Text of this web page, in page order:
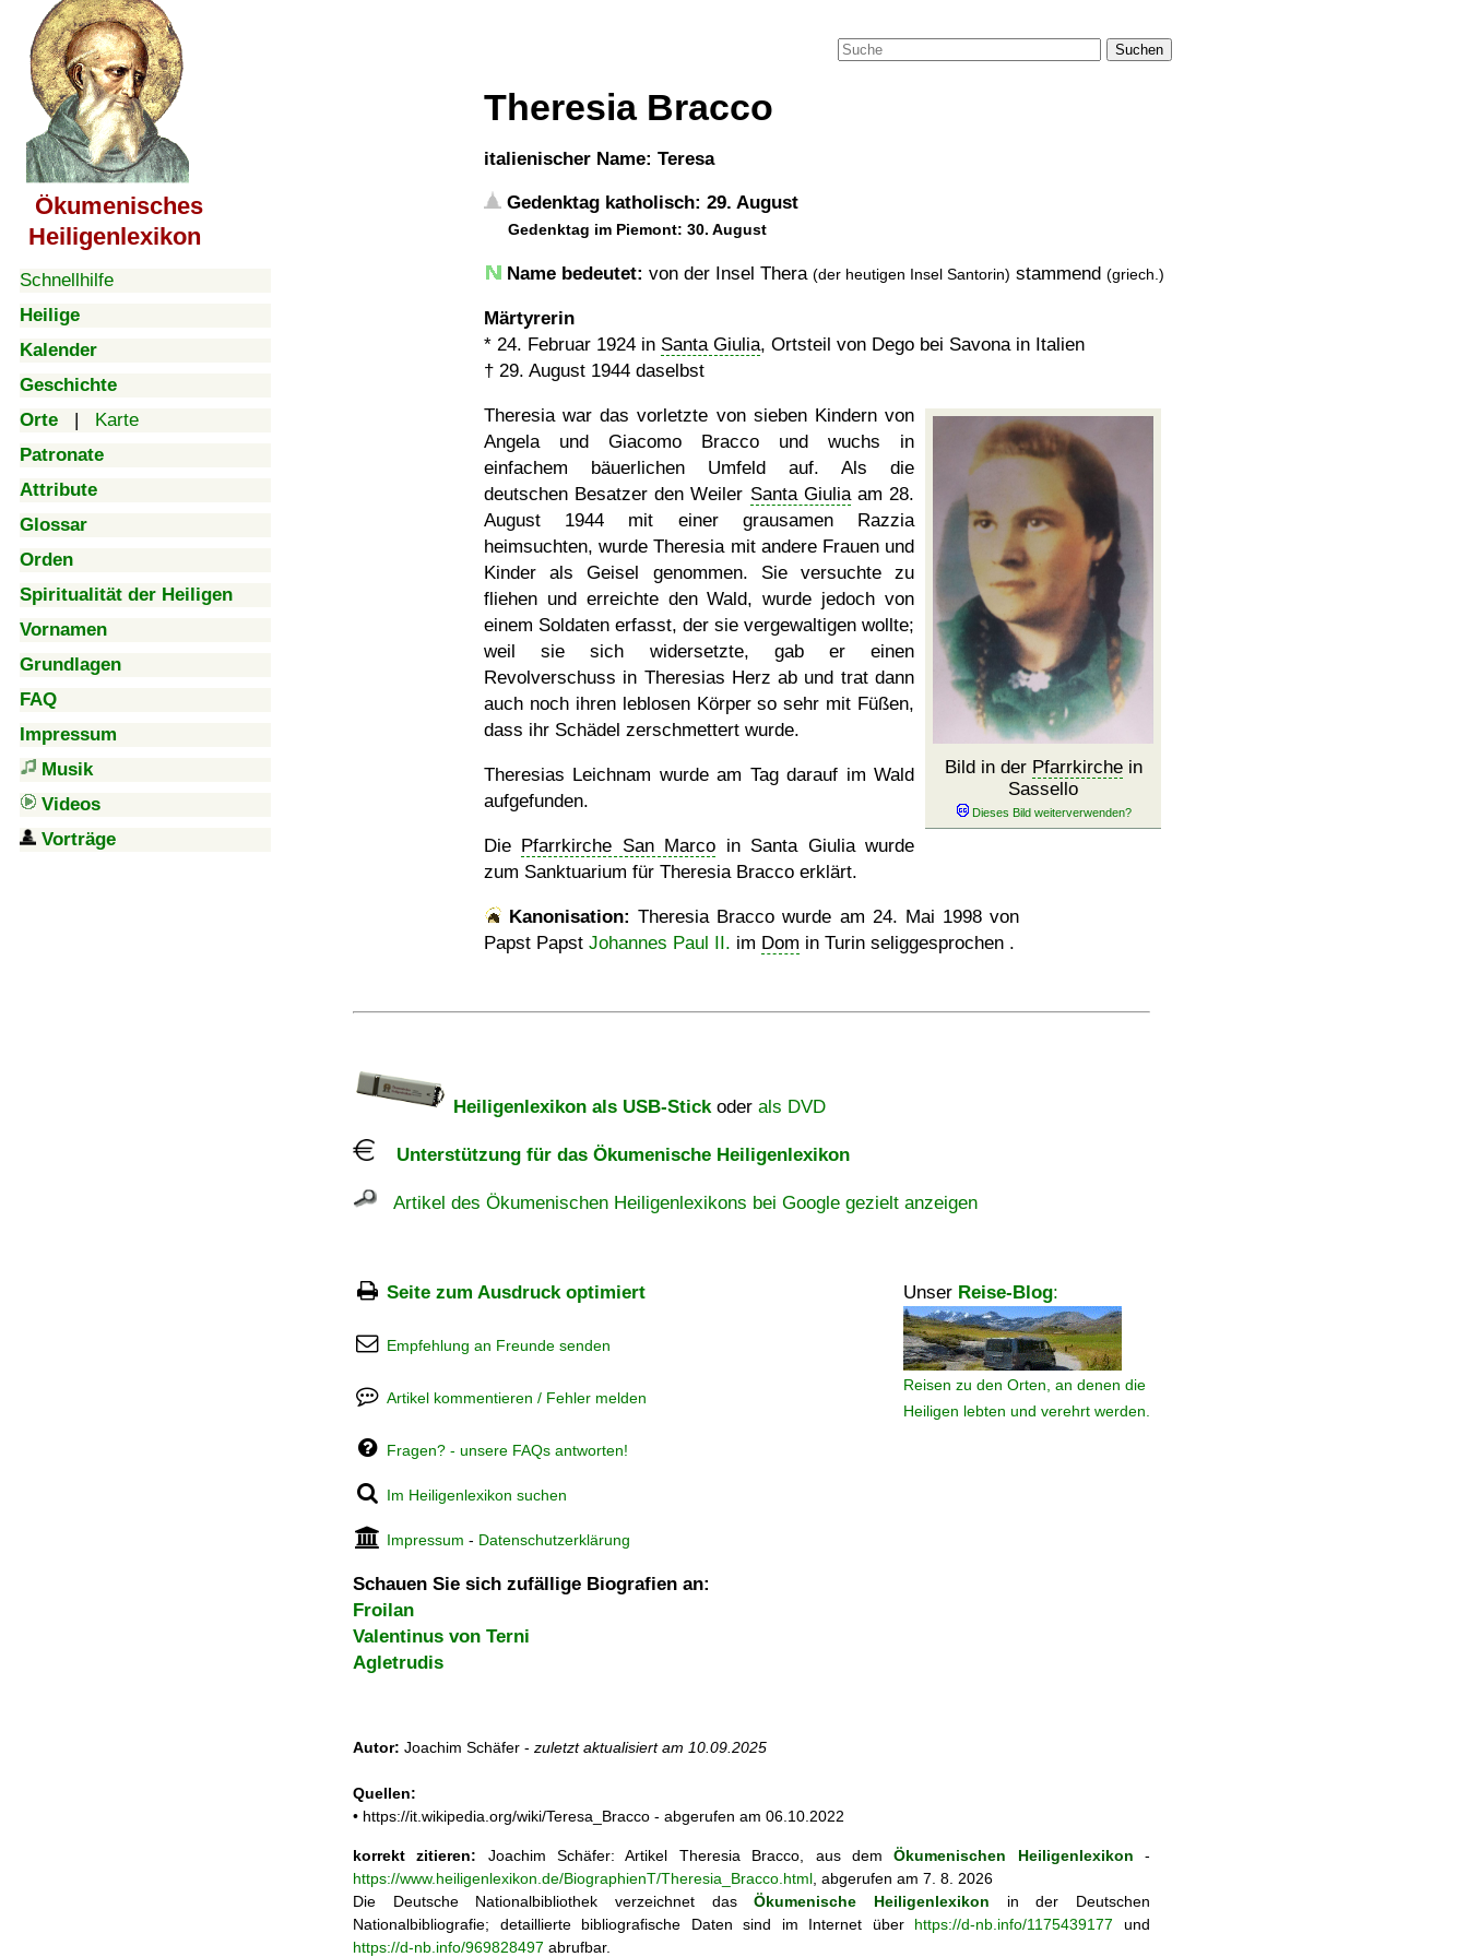
Ökumenisches
Heiligenlexikon
Schnellhilfe
Heilige
Kalender
Geschichte
Orte | Karte
Patronate
Attribute
Glossar
Orden
Spiritualität der Heiligen
Vornamen
Grundlagen
FAQ
Impressum
Musik
Videos
Vorträge
Suchen
Theresia Bracco
italienischer Name: Teresa
Gedenktag katholisch: 29. August
Gedenktag im Piemont: 30. August
Name bedeutet: von der Insel Thera (der heutigen Insel Santorin) stammend (griech.)
Märtyrerin
* 24. Februar 1924 in Santa Giulia, Ortsteil von Dego bei Savona in Italien
† 29. August 1944 daselbst
Bild in der Pfarrkirchein
Sassello
Theresia war das vorletzte von sieben Kindern von
Angela und Giacomo Bracco und wuchs in
einfachem bäuerlichen Umfeld auf. Als die
deutschen Besatzer den Weiler Santa Giuliaam 28.
August 1944 mit einer grausamen Razzia
heimsuchten, wurde Theresia mit andere Frauen und
Kinder als Geisel genommen. Sie versuchte zu
fliehen und erreichte den Wald, wurde jedoch von
einem Soldaten erfasst, der sie vergewaltigen wollte;
weil sie sich widersetzte, gab er einen
Revolverschuss in Theresias Herz ab und trat dann
auch noch ihren leblosen Körper so sehr mit Füßen,
dass ihr Schädel zerschmettert wurde.
Theresias Leichnam wurde am Tag darauf im Wald
aufgefunden.
Die Pfarrkirche San Marco in Santa Giulia wurde
zum Sanktuarium für Theresia Bracco erklärt.
Kanonisation: Theresia Bracco wurde am 24. Mai 1998von
Papst Papst Johannes Paul II. im Dom in Turin seliggesprochen .
Heiligenlexikon als USB-Stickoder als DVD
Unterstützung für das Ökumenische Heiligenlexikon
Artikel des Ökumenischen Heiligenlexikons bei Google gezielt anzeigen
Seite zum Ausdruck optimiert Unser Reise-Blog:
Reisen zu den Orten, an denen die
Heiligen lebten und verehrt werden.
Empfehlung an Freunde senden
Artikel kommentieren / Fehler melden
Fragen? - unsere FAQs antworten!
Im Heiligenlexikon suchen
Impressum - Datenschutzerklärung
Schauen Sie sich zufällige Biografien an:
Froilan
Valentinus von Terni
Agletrudis
Autor: Joachim Schäfer - zuletzt aktualisiert am 10.09.2025
Quellen:
• https://it.wikipedia.org/wiki/Teresa_Bracco - abgerufen am 06.10.2022
korrekt zitieren: Joachim Schäfer: Artikel Theresia Bracco, aus demÖkumenischen Heiligenlexikon -
https://www.heiligenlexikon.de/BiographienT/Theresia_Bracco.html , abgerufen am 7. 8. 2026
Die Deutsche Nationalbibliothek verzeichnet dasÖkumenische Heiligenlexikon in der Deutschen
Nationalbibliografie; detaillierte bibliografische Daten sind im Internet über https://d-nb.info/1175439177 und
https://d-nb.info/969828497 abrufbar.